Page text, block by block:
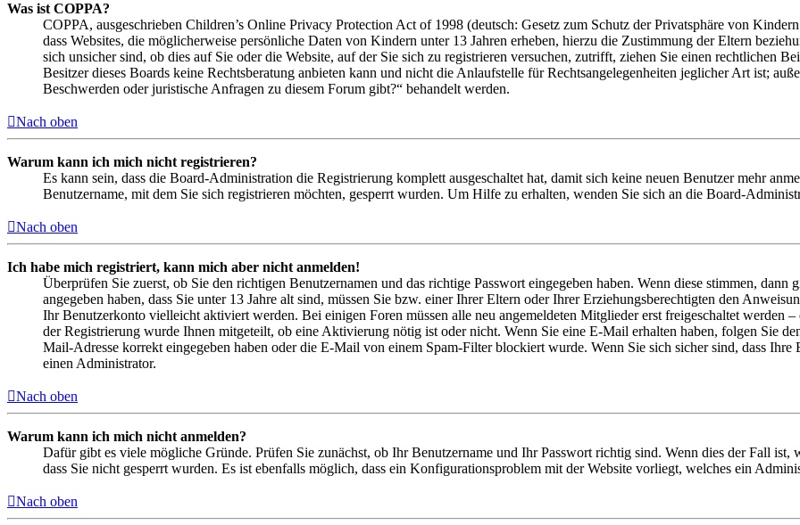
Was ist COPPA?
COPPA, ausgeschrieben Children’s Online Privacy Protection Act of 1998 (deutsch: Gesetz zum Schutz der Privatsphäre von
dass Websites, die möglicherweise persönliche Daten von Kindern unter 13 Jahren erheben, hierzu die Zustimmung der Eltern
sich unsicher sind, ob dies auf Sie oder die Website, auf der Sie sich zu registrieren versuchen, zutrifft, ziehen Sie einen rechtlichen
Besitzer dieses Boards keine Rechtsberatung anbieten kann und nicht die Anlaufstelle für Rechtsangelegenheiten jeglicher Art ist;
Beschwerden oder juristische Anfragen zu diesem Forum gibt?“ behandelt werden.
Nach oben
Warum kann ich mich nicht registrieren?
Es kann sein, dass die Board-Administration die Registrierung komplett ausgeschaltet hat, damit sich keine neuen Benutzer mehr
Benutzername, mit dem Sie sich registrieren möchten, gesperrt wurden. Um Hilfe zu erhalten, wenden Sie sich an die Board-
Nach oben
Ich habe mich registriert, kann mich aber nicht anmelden!
Überprüfen Sie zuerst, ob Sie den richtigen Benutzernamen und das richtige Passwort eingegeben haben. Wenn diese stimmen, dann
angegeben haben, dass Sie unter 13 Jahre alt sind, müssen Sie bzw. einer Ihrer Eltern oder Ihrer Erziehungsberechtigten den
Ihr Benutzerkonto vielleicht aktiviert werden. Bei einigen Foren müssen alle neu angemeldeten Mitglieder erst freigeschaltet werden
der Registrierung wurde Ihnen mitgeteilt, ob eine Aktivierung nötig ist oder nicht. Wenn Sie eine E-Mail erhalten haben, folgen Sie
Mail-Adresse korrekt eingegeben haben oder die E-Mail von einem Spam-Filter blockiert wurde. Wenn Sie sich sicher sind, dass
einen Administrator.
Nach oben
Warum kann ich mich nicht anmelden?
Dafür gibt es viele mögliche Gründe. Prüfen Sie zunächst, ob Ihr Benutzername und Ihr Passwort richtig sind. Wenn dies der Fall ist,
dass Sie nicht gesperrt wurden. Es ist ebenfalls möglich, dass ein Konfigurationsproblem mit der Website vorliegt, welches ein
Nach oben